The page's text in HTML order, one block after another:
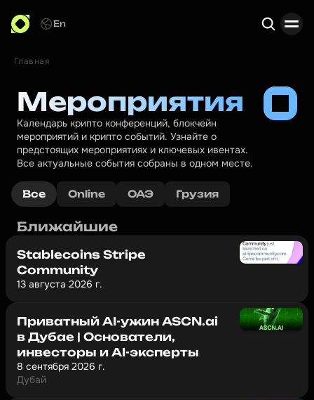
En
Главная
Мероприятия
Календарь крипто конференций, блокчейн
мероприятий и крипто событий. Узнайте о
предстоящих мероприятиях и ключевых ивентах.
Все актуальные события собраны в одном месте.
Все Online ОАЭ Грузия
Ближайшие
Stablecoins Stripe
Community
13 августа 2026 г.
Приватный AI-ужин ASCN.ai
в Дубае | Основатели,
инвесторы и AI-эксперты
8 сентября 2026 г.
Дубай